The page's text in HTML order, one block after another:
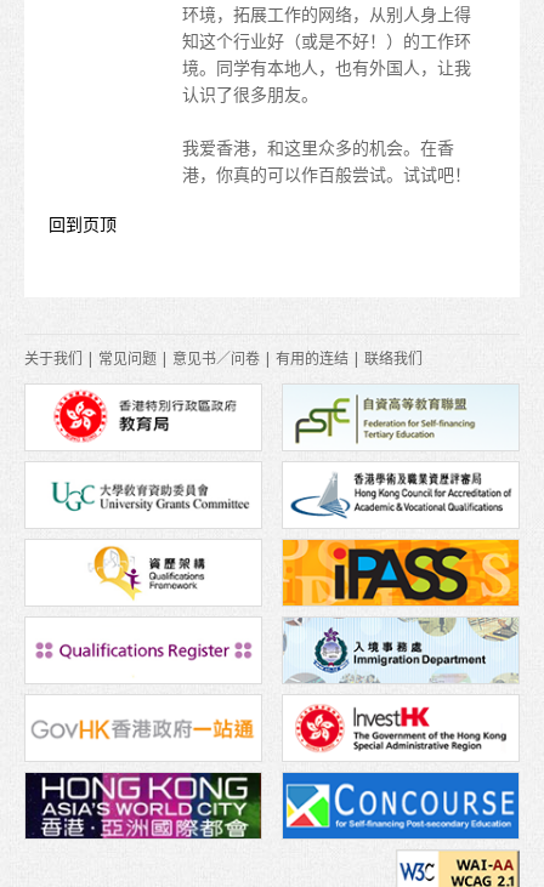
留港进修
环境，拓展工作的网络，从别人身上得
知这个行业好（或是不好！）的工作环
境。同学有本地人，也有外国人，让我
认识了很多朋友。
我爱香港，和这里众多的机会。在香
港，你真的可以作百般尝试。试试吧！
回到页顶
关于我们 | 常见问题 | 意见书／问卷 | 有用的连结 | 联络我们